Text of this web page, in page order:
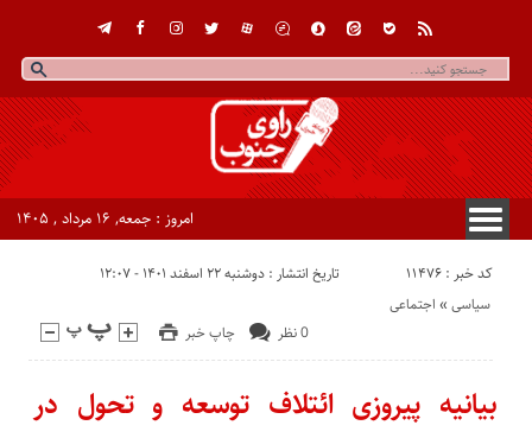
امروز : جمعه, ۱۶ مرداد , ۱۴۰۵
کد خبر : 11476 تاریخ انتشار : دوشنبه ۲۲ اسفند ۱۴۰۱ - ۱۲:۰۷
چاپ خبر 0 نظر
اجتماعی « سیاسی
بیانیه پیروزی ائتلاف توسعه و تحول در